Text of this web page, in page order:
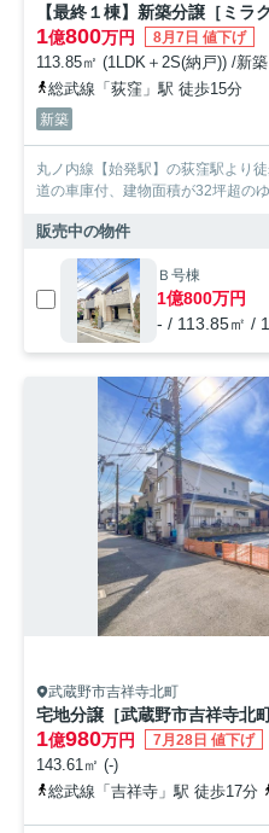
【最終１棟】新築分譲［ミラ
1億800万円 8月7日 値下げ
113.85㎡ (1LDK＋2S(納戸)) /新
総武線「荻窪」駅 徒歩15分
新築
丸ノ内線【始発駅】の荻窪駅より
道の車庫付、建物面積が32坪超の
販売中の物件
Ｂ号棟
1億800万円
- / 113.85㎡ /
武蔵野市吉祥寺北町
宅地分譲［武蔵野市吉祥寺北
1億980万円 7月28日 値下げ
143.61㎡ (-)
総武線「吉祥寺」駅 徒歩17分